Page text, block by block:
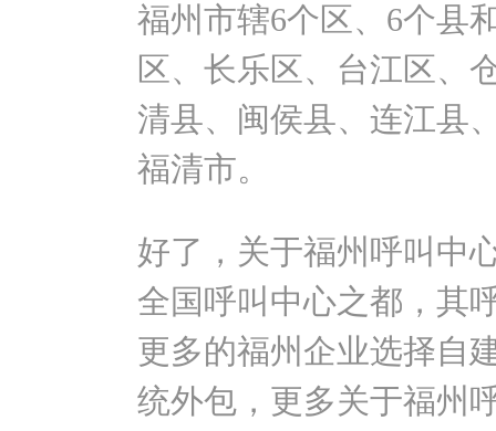
福州市辖6个区、6个县
区、长乐区、台江区、
清县、闽侯县、连江县
福清市。
好了，关于福州呼叫中
全国呼叫中心之都，其
更多的福州企业选择自
统外包，更多关于福州